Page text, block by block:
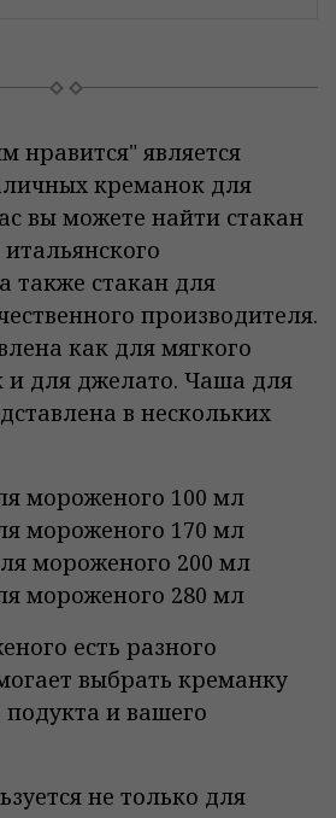
нравится" является
креманок для
вы можете найти стакан
также стакан для
производителя.
как для мягкого
и для джелато. Чаша для
в нескольких
мороженого 100 мл
мороженого 170 мл
мороженого 200 мл
мороженого 280 мл
есть разного
выбрать креманку
и вашего
не только для